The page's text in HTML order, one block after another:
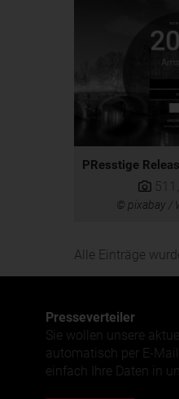
© pixabay /
Alle Einträge
Presse­verteiler
Sie wollen unsere
automatisch per E-
einfach Ihre Daten in